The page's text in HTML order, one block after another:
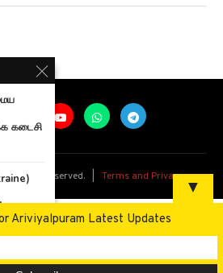
கடைசி
▼
Ariviyalpuram Latest Updates